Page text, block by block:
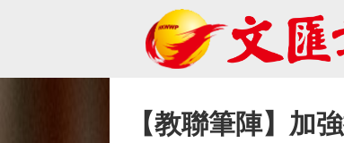
【教聯筆陣】加